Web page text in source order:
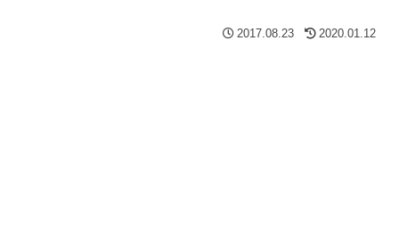
2017.08.23 2020.01.12